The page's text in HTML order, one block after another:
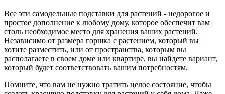
Все эти самодельные подставки для растений - недорогое и
простое дополнение к любому дому, которое обеспечит вам
столь необходимое место для хранения ваших растений.
Независимо от размера горшка с растением, который вы
хотите разместить, или от пространства, которым вы
располагаете в своем доме или квартире, вы найдете вариант,
который будет соответствовать вашим потребностям.
Помните, что вам не нужно тратить целое состояние, чтобы